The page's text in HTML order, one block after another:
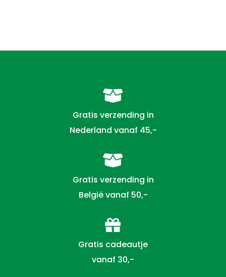
Gratis verzending in
Nederland vanaf 45,-
Gratis verzending in
België vanaf 50,-
Gratis cadeautje
vanaf 30,-